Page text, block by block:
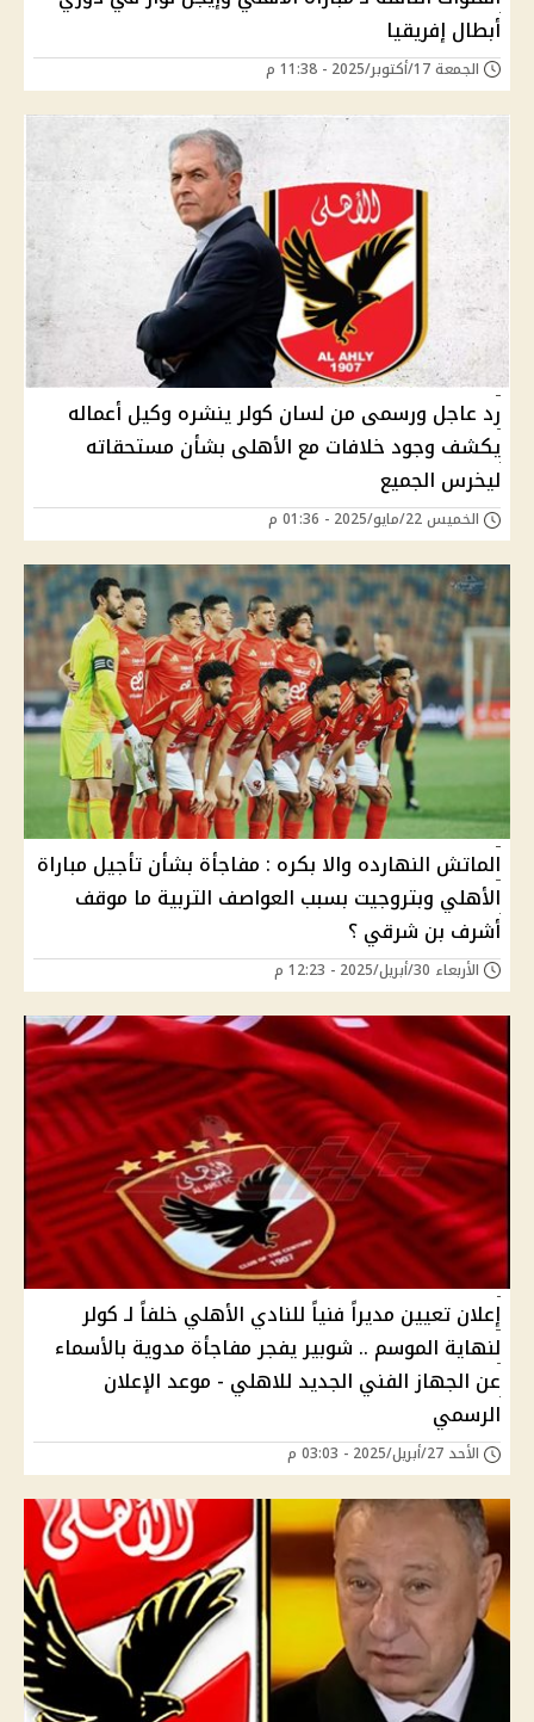
أبطال إفريقيا
الجمعة 17/أكتوبر/2025 - 11:38 م
رد عاجل ورسمى من لسان كولر ينشره وكيل أعماله
يكشف وجود خلافات مع الأهلى بشأن مستحقاته
ليخرس الجميع
الخميس 22/مايو/2025 - 01:36 م
الماتش النهارده والا بكره : مفاجأة بشأن تأجيل مباراة
الأهلي وبتروجيت بسبب العواصف التربية ما موقف
أشرف بن شرقي ؟
الأربعاء 30/أبريل/2025 - 12:23 م
إعلان تعيين مديراً فنياً للنادي الأهلي خلفاً لـ كولر
لنهاية الموسم .. شوبير يفجر مفاجأة مدوية بالأسماء
عن الجهاز الفني الجديد للاهلي - موعد الإعلان
الرسمي
الأحد 27/أبريل/2025 - 03:03 م